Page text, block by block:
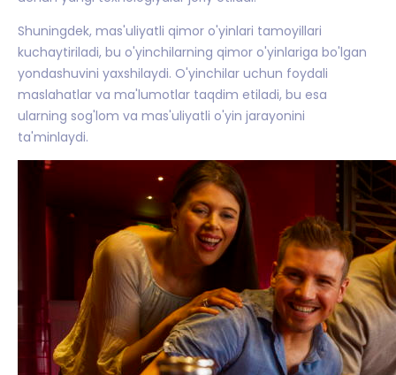
Shuningdek, mas'uliyatli qimor o'yinlari tamoyillari
kuchaytiriladi, bu o'yinchilarning qimor o'yinlariga bo'lgan
yondashuvini yaxshilaydi. O'yinchilar uchun foydali
maslahatlar va ma'lumotlar taqdim etiladi, bu esa
ularning sog'lom va mas'uliyatli o'yin jarayonini
ta'minlaydi.